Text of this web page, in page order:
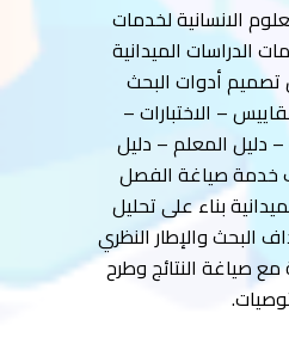
الانسانية لخدمات
الدراسات الميدانية
تصميم أدوات البحث
– الاختبارات –
– دليل المعلم – دليل
خدمة صياغة الفصل
بناء على تحليل
البحث والإطار النظري
مع صياغة النتائج وطرح